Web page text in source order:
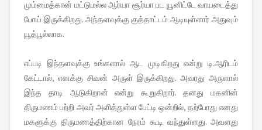
மும்மைத்கான் மட்டுமல்ல ஆர்யா சூர்யா பட யூனிட்டே வாயடைத்து
போய் இருக்கிறது. அந்தளவுக்கு குத்தாட்டம் ஆடியுள்ளார் அதுவும்
யூத்பூல்லாக.
எப்படி இந்தளவுக்கு உங்களால் ஆட முடிகிறது என்று டி.ஆரிடம்
கேட்டால், எனக்கு சிவன் அருள் இருக்கிறது. அவரது அருளால்
இந்த தாடி ஆடுகிறான் என்று கூறுகிறார். தனது மகனின்
திருமணம் பற்றி அவர் அளித்துள்ள பேட்டி ஒன்றில், தற்போது எனது
மகளுக்கு திருமணத்திற்கான நேரம் கூடி வந்துள்ளது. அவளது